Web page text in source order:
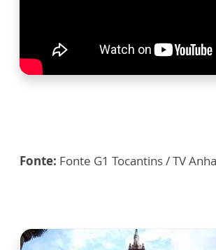
Fonte: Fonte G1 Tocantins / TV